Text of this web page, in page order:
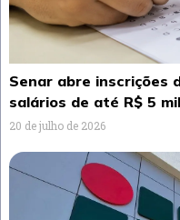
Senar abre inscrições
salários de até R$ 5 mil
20 de julho de 2026